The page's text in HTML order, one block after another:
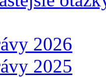
2026
2025